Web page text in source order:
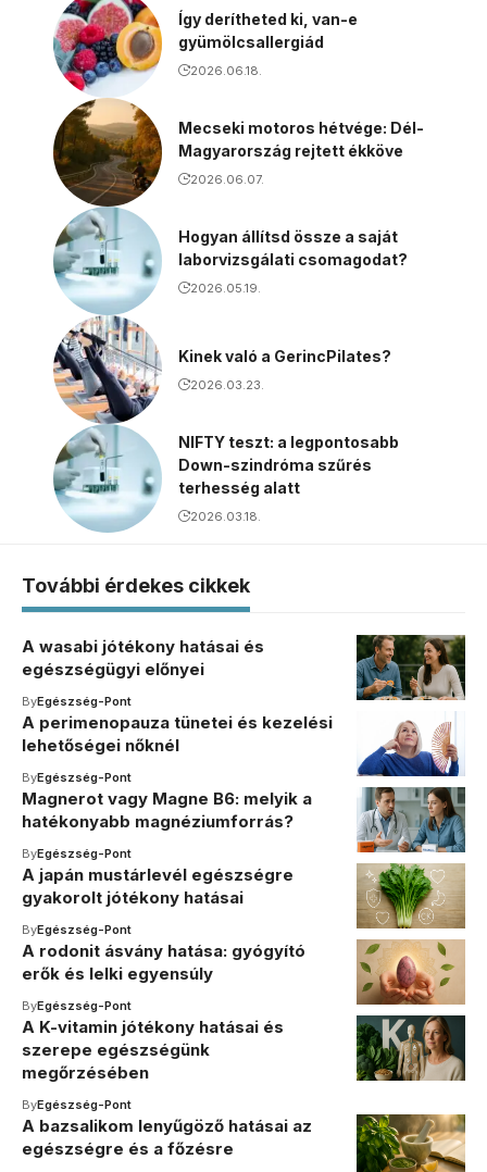
Így derítheted ki, van-e
gyümölcsallergiád
2026.06.18.
Mecseki motoros hétvége: Dél-
Magyarország rejtett ékköve
2026.06.07.
Hogyan állítsd össze a saját
laborvizsgálati csomagodat?
2026.05.19.
Kinek való a GerincPilates?
2026.03.23.
NIFTY teszt: a legpontosabb
Down-szindróma szűrés
terhesség alatt
2026.03.18.
További érdekes cikkek
A wasabi jótékony hatásai és
egészségügyi előnyei
ByEgészség-Pont
A perimenopauza tünetei és kezelési
lehetőségei nőknél
ByEgészség-Pont
Magnerot vagy Magne B6: melyik a
hatékonyabb magnéziumforrás?
ByEgészség-Pont
A japán mustárlevél egészségre
gyakorolt jótékony hatásai
ByEgészség-Pont
A rodonit ásvány hatása: gyógyító
erők és lelki egyensúly
ByEgészség-Pont
A K-vitamin jótékony hatásai és
szerepe egészségünk
megőrzésében
ByEgészség-Pont
A bazsalikom lenyűgöző hatásai az
egészségre és a főzésre